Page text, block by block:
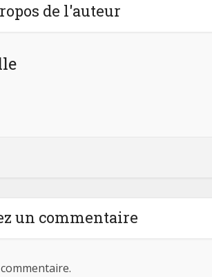
de l'auteur
un commentaire